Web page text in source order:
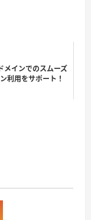
メインでのスムーズ
利用をサポート！